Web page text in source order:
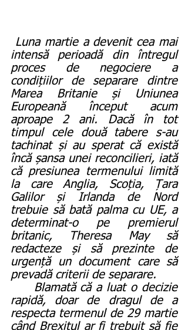
Luna martie a devenit cea mai
intensă perioadă din întregul
proces de negociere a
condițiilor de separare dintre
Marea Britanie și Uniunea
Europeană început acum
aproape 2 ani. Dacă în tot
timpul cele două tabere s-au
tachinat și au sperat că există
încă șansa unei reconcilieri, iată
că presiunea termenului limită
la care Anglia, Scoția, Țara
Galilor și Irlanda de Nord
trebuie să bată palma cu UE, a
determinat-o pe premierul
britanic, Theresa May să
redacteze și să prezinte de
urgență un document care să
prevadă criterii de separare.
rapidă, doar de dragul de a
respecta termenul de 29 martie
când Brexitul ar fi trebuit să fie